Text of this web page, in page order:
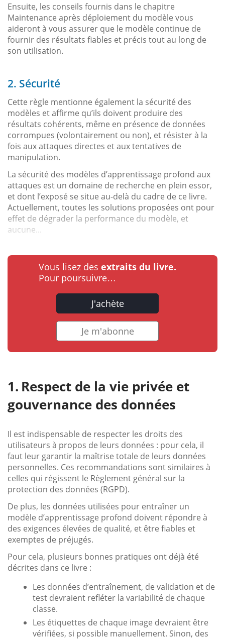
Ensuite, les conseils fournis dans le chapitre
Maintenance après déploiement du modèle vous
aideront à vous assurer que le modèle continue de
fournir des résultats fiables et précis tout au long de
son utilisation.
2. Sécurité
Cette règle mentionne également la sécurité des
modèles et affirme qu’ils doivent produire des
résultats cohérents, même en présence de données
corrompues (volontairement ou non), et résister à la
fois aux attaques directes et aux tentatives de
manipulation.
La sécurité des modèles d’apprentissage profond aux
attaques est un domaine de recherche en plein essor,
et dont l’exposé se situe au-delà du cadre de ce livre.
Actuellement, toutes les solutions proposées ont pour
effet de dégrader la performance du modèle, et
aucune...
Vous lisez des extraits du livre.
Pour poursuivre…
J'achète
Je m'abonne
Respect de la vie privée et
gouvernance des données
Il est indispensable de respecter les droits des
utilisateurs à propos de leurs données : pour cela, il
faut leur garantir la maîtrise totale de leurs données
personnelles. Ces recommandations sont similaires à
celles qui régissent le Règlement général sur la
protection des données (RGPD).
De plus, les données utilisées pour entraîner un
modèle d’apprentissage profond doivent répondre à
des exigences élevées de qualité, et être fiables et
exemptes de préjugés.
Pour cela, plusieurs bonnes pratiques ont déjà été
décrites dans ce livre :
Les données d’entraînement, de validation et de
test devraient refléter la variabilité de chaque
classe.
Les étiquettes de chaque image devraient être
vérifiées, si possible manuellement. Sinon, des